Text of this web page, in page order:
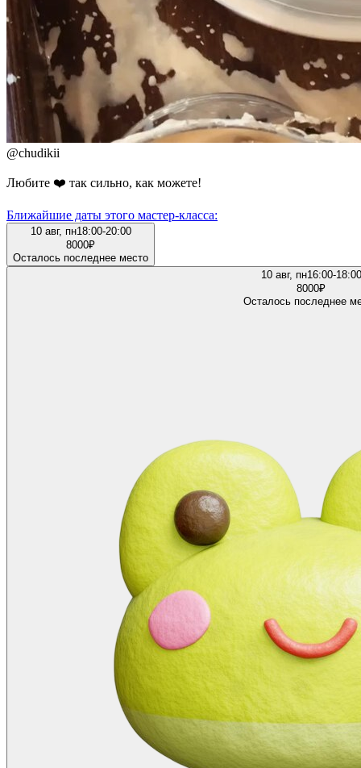
@chudikii
Любите ❤️ так сильно, как можете!
Ближайшие даты этого мастер‑класса:
10 авг, пн18:00-20:00
8000₽
Осталось последнее место
10 авг, пн16:00-18:00
8000₽
Осталось последнее